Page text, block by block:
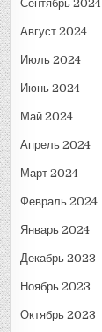
Сентябрь 2024
Август 2024
Июль 2024
Июнь 2024
Май 2024
Апрель 2024
Март 2024
Февраль 2024
Январь 2024
Декабрь 2023
Ноябрь 2023
Октябрь 2023